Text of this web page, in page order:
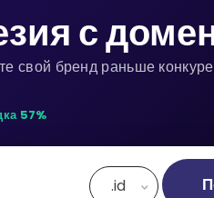
с
свой бренд раньше
57%
.id